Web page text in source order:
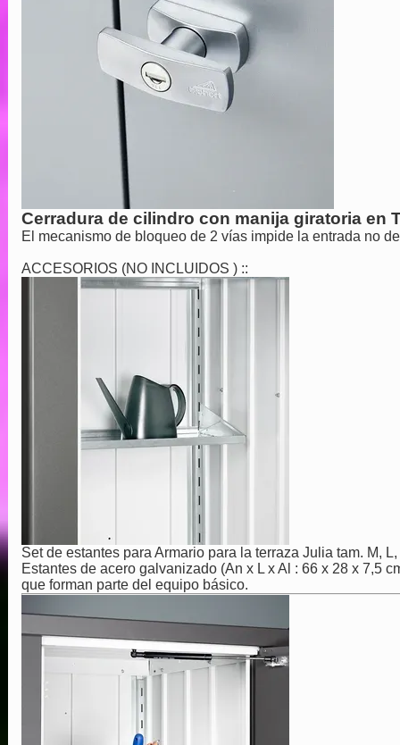
Cerradura de cilindro con manija giratoria en
El mecanismo de bloqueo de 2 vías impide la entrada no
ACCESORIOS (NO INCLUIDOS ) ::
Set de estantes para Armario para la terraza Julia tam. M,
Estantes de acero galvanizado (An x L x Al : 66 x 28 x 7,5
que forman parte del equipo básico.